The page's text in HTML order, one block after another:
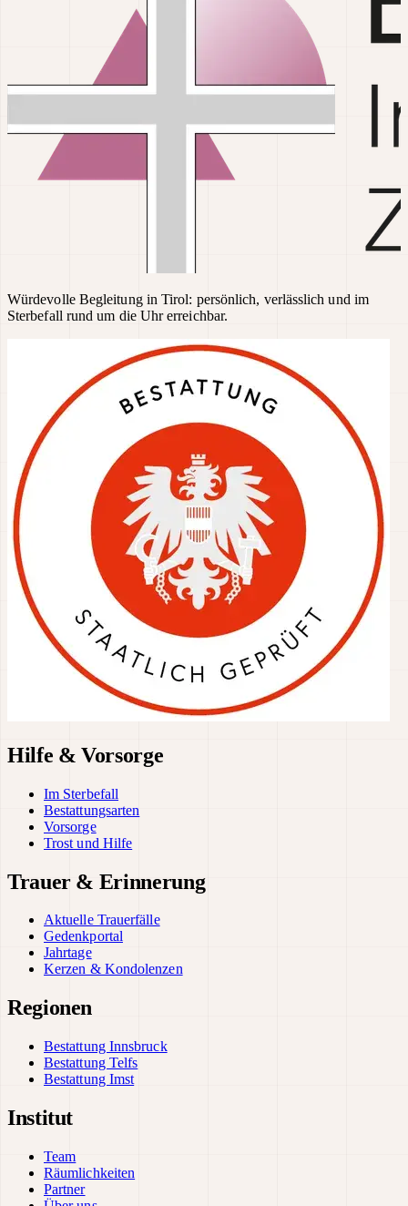
Würdevolle Begleitung in Tirol: persönlich, verlässlich und im
Sterbefall rund um die Uhr erreichbar.
Hilfe & Vorsorge
Im Sterbefall
Bestattungsarten
Vorsorge
Trost und Hilfe
Trauer & Erinnerung
Aktuelle Trauerfälle
Gedenkportal
Jahrtage
Kerzen & Kondolenzen
Regionen
Bestattung Innsbruck
Bestattung Telfs
Bestattung Imst
Institut
Team
Räumlichkeiten
Partner